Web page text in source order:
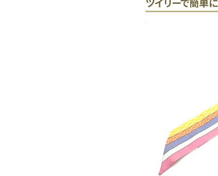
ツイリーで簡単